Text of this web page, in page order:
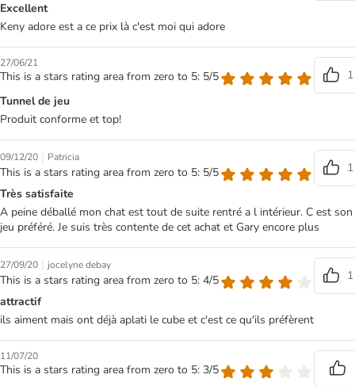
Excellent
Keny adore est a ce prix là c'est moi qui adore
27/06/21
This is a stars rating area from zero to 5: 5/5
1
Tunnel de jeu
Produit conforme et top!
09/12/20 | Patricia
This is a stars rating area from zero to 5: 5/5
1
Très satisfaite
A peine déballé mon chat est tout de suite rentré a l intérieur. C est son
jeu préféré. Je suis très contente de cet achat et Gary encore plus
27/09/20 | jocelyne debay
This is a stars rating area from zero to 5: 4/5
1
attractif
ils aiment mais ont déjà aplati le cube et c'est ce qu'ils préfèrent
11/07/20
This is a stars rating area from zero to 5: 3/5